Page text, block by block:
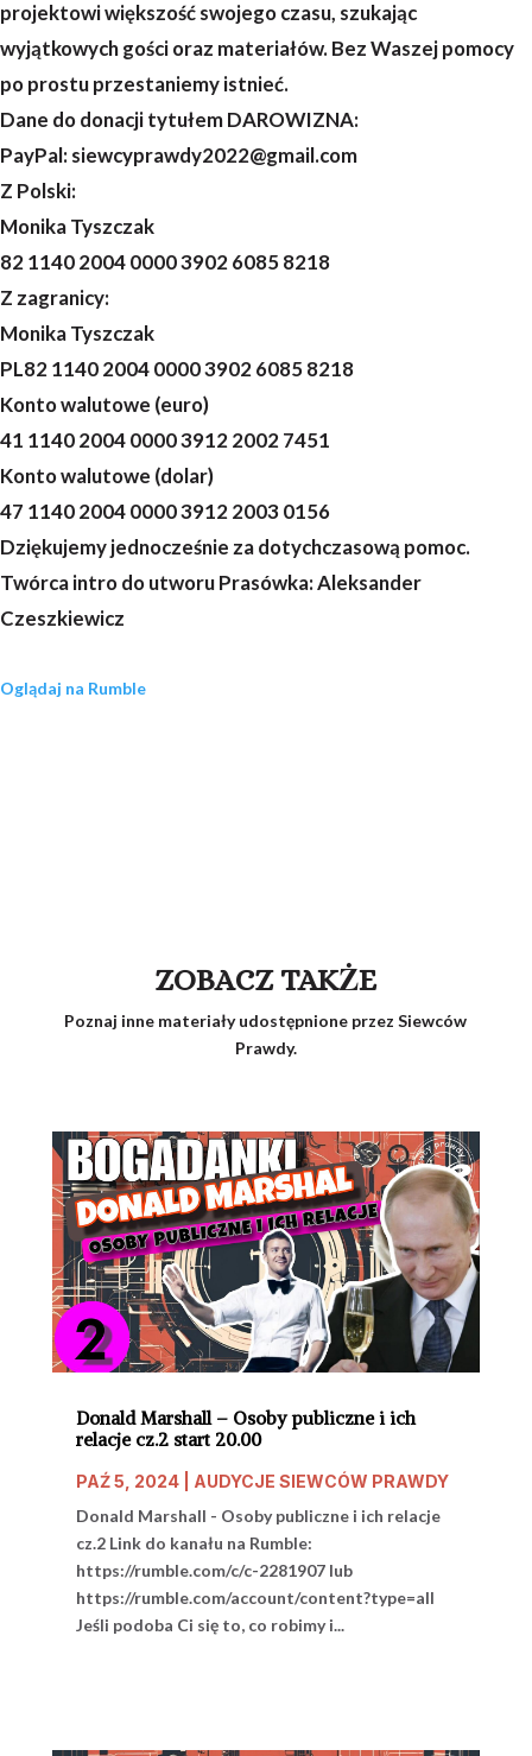
projektowi większość swojego czasu, szukając
wyjątkowych gości oraz materiałów. Bez Waszej pomocy
po prostu przestaniemy istnieć.
Dane do donacji tytułem DAROWIZNA:
PayPal: siewcyprawdy2022@gmail.com
Z Polski:
Monika Tyszczak
82 1140 2004 0000 3902 6085 8218
Z zagranicy:
Monika Tyszczak
PL82 1140 2004 0000 3902 6085 8218
Konto walutowe (euro)
41 1140 2004 0000 3912 2002 7451
Konto walutowe (dolar)
47 1140 2004 0000 3912 2003 0156
Dziękujemy jednocześnie za dotychczasową pomoc.
Twórca intro do utworu Prasówka: Aleksander
Czeszkiewicz
Oglądaj na Rumble
ZOBACZ TAKŻE
Poznaj inne materiały udostępnione przez Siewców
Prawdy.
Donald Marshall – Osoby publiczne i ich
relacje cz.2 start 20.00
PAŹ 5, 2024| AUDYCJE SIEWCÓW PRAWDY
Donald Marshall - Osoby publiczne i ich relacje
cz.2 Link do kanału na Rumble:
https://rumble.com/c/c-2281907 lub
https://rumble.com/account/content?type=all
Jeśli podoba Ci się to, co robimy i...